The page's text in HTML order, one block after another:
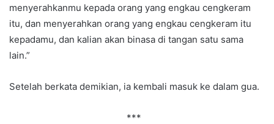
menyerahkanmu kepada orang yang engkau cengkeram
itu, dan menyerahkan orang yang engkau cengkeram itu
kepadamu, dan kalian akan binasa di tangan satu sama
lain.”
Setelah berkata demikian, ia kembali masuk ke dalam gua.
***